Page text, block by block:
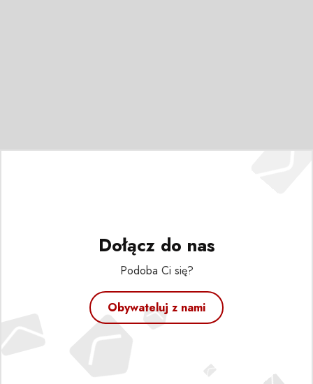
Dołącz do nas
Podoba Ci się?
Obywateluj z nami